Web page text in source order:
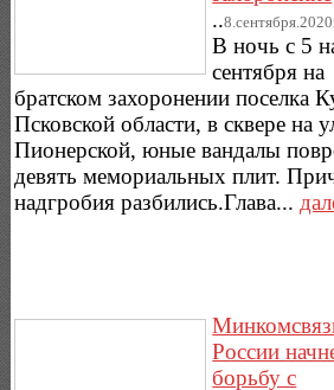
..
В ночь с 5
сентября на
братском захоронении поселка
Псковской области, в сквере на
Пионерской, юные вандалы
девять мемориальных плит.
надгробия разбились.Глава...
России
борьбу с